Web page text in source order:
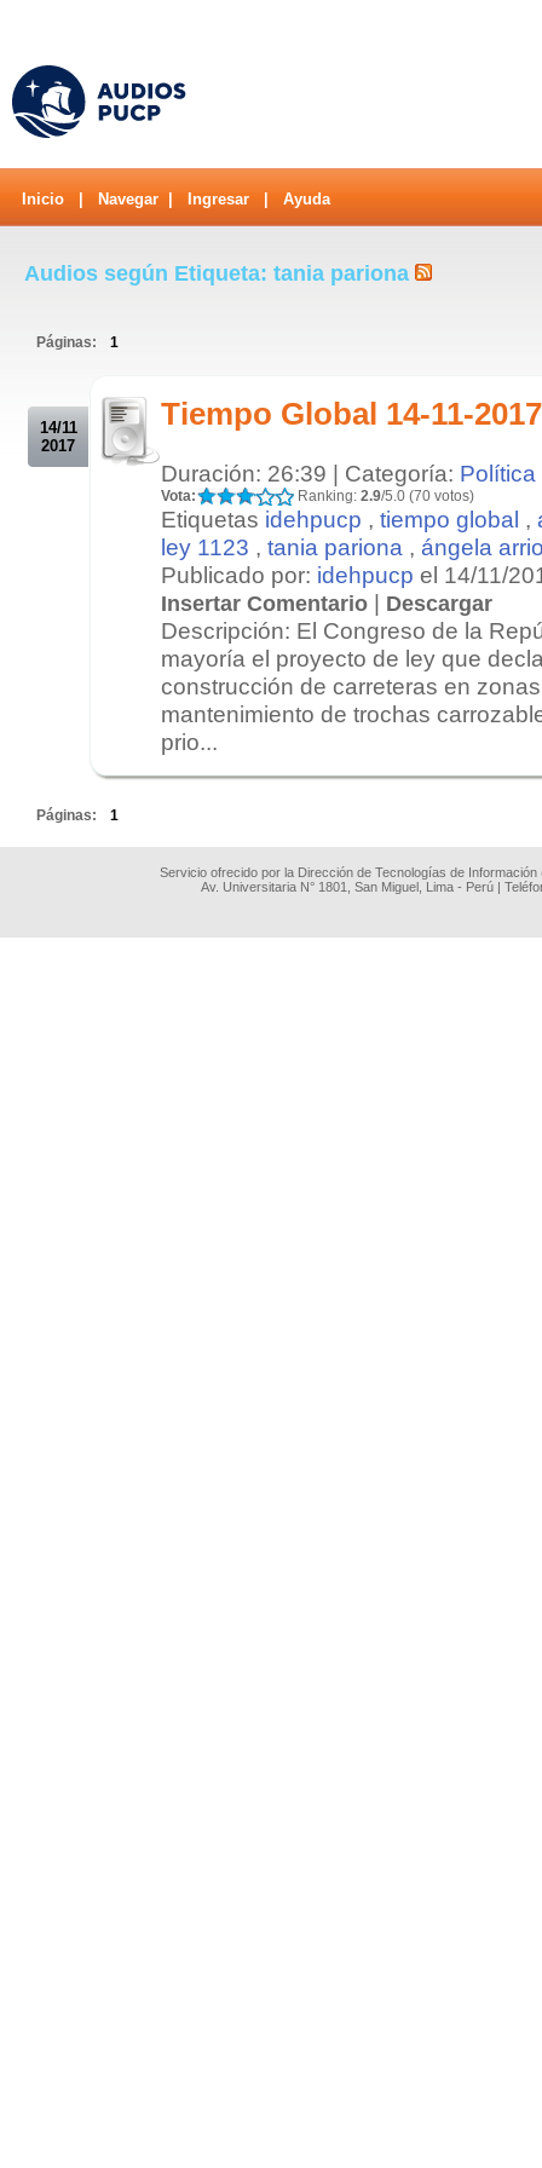
Inicio Navegar Ingresar Ayuda
Audios según Etiqueta: tania pariona
Páginas: 1
14/11
2017
Tiempo Global 14-11-
Duración: 26:39 | Categoría: Política
Vota: Ranking: 2.9/5.0 (70 votos)
Etiquetas idehpucp , tiempo global ,
ley 1123 , tania pariona , ángela
Publicado por: idehpucp el 14/11/
Insertar Comentario | Descargar
Descripción: El Congreso de la
mayoría el proyecto de ley que
construcción de carreteras en
mantenimiento de trochas
prio...
Páginas: 1
Servicio ofrecido por la Dirección de Tecnologías de
Av. Universitaria N° 1801, San Miguel, Lima - Perú |